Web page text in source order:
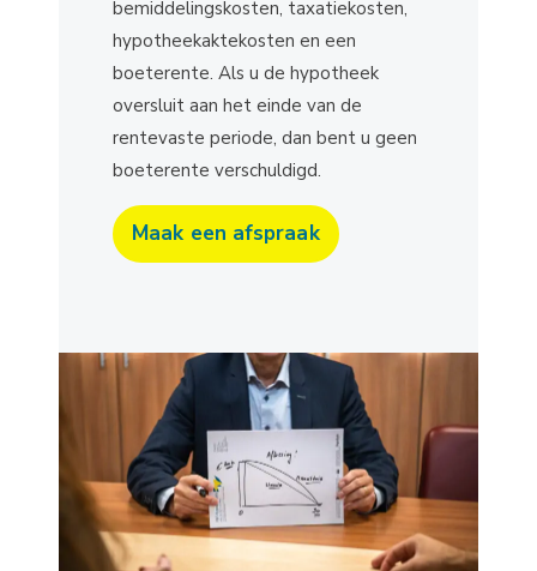
bemiddelingskosten, taxatiekosten,
hypotheekaktekosten en een
boeterente. Als u de hypotheek
oversluit aan het einde van de
rentevaste periode, dan bent u geen
boeterente verschuldigd.
Maak een afspraak